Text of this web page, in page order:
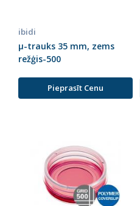
ibidi
µ-trauks 35 mm, zems
režģis-500
Pieprasīt Cenu